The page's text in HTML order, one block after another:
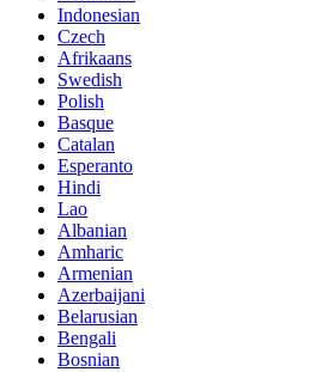
Indonesian
Czech
Afrikaans
Swedish
Polish
Basque
Catalan
Esperanto
Hindi
Lao
Albanian
Amharic
Armenian
Azerbaijani
Belarusian
Bengali
Bosnian